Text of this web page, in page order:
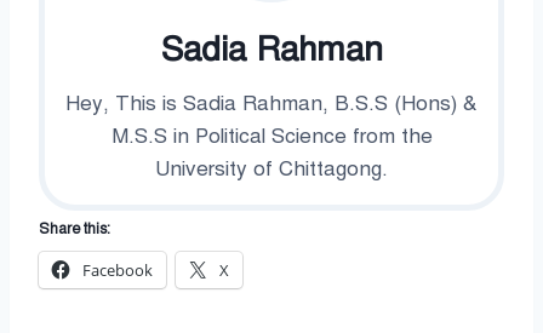
Sadia Rahman
Hey, This is Sadia Rahman, B.S.S (Hons) &
M.S.S in Political Science from the
University of Chittagong.
Share this:
Facebook X